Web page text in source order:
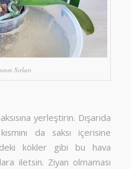
Sırları
yerleştirin. Dışarıda
da saksı içerisine
kökler gibi bu hava
iletsin. Ziyan olmaması